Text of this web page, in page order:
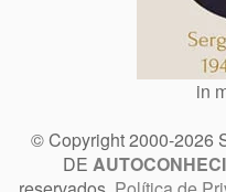
in
© Copyright 2000-2026
DE